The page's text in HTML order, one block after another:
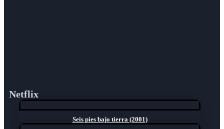
Netflix
Seis pies bajo tierra (2001)